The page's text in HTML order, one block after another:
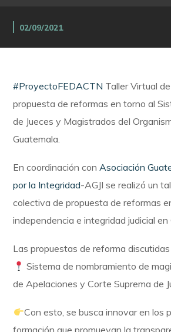
02/09/2021
#ProyectoFEDACTN Taller Virtual
propuesta de reformas en torno al
de Jueces y Magistrados del
Guatemala.
En coordinación con Asociación
por la Integridad-AGJI se realizó un
colectiva de propuesta de reformas
independencia e integridad judicial en
Las propuestas de reforma
Sistema de nombramiento de
de Apelaciones y Corte Suprema de
Con esto, se busca innovar en los
formación que promuevan la